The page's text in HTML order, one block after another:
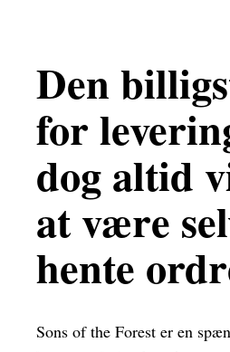
Den
for
dog altid
at være
hente
Sons of the Forest er en